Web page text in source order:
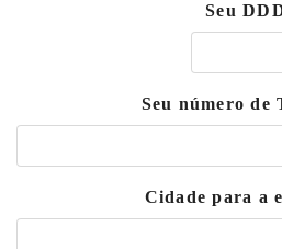
Seu
Seu número de
Cidade para a